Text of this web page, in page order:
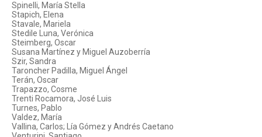
Spinelli, María Stella
Stapich, Elena
Stavale, Mariela
Stedile Luna, Verónica
Steimberg, Oscar
Susana Martínez y Miguel Auzoberría
Szir, Sandra
Taroncher Padilla, Miguel Ángel
Terán, Oscar
Trapazzo, Cosme
Trenti Rocamora, José Luis
Turnes, Pablo
Valdez, María
Vallina, Carlos; Lía Gómez y Andrés Caetano